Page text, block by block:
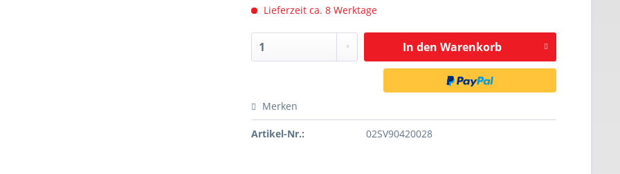
Lieferzeit ca. 8 Werktage
In den Warenkorb
Merken
Artikel-Nr.: 02SV90420028